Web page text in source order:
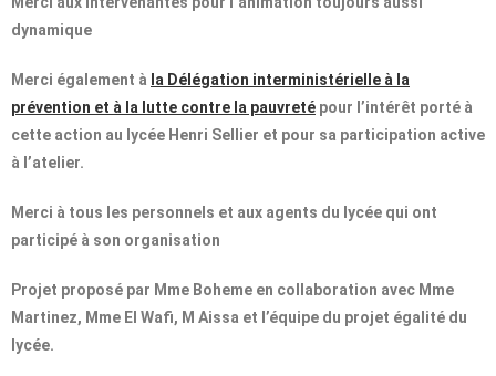
dynamique
Merci également à la Délégation interministérielle à la
prévention et à la lutte contre la pauvreté pour l’intérêt porté à
cette action au lycée Henri Sellier et pour sa participation active
à l’atelier.
Merci à tous les personnels et aux agents du lycée qui ont
participé à son organisation
Projet proposé par Mme Boheme en collaboration avec Mme
Martinez, Mme El Wafi, M Aissa et l’équipe du projet égalité du
lycée.